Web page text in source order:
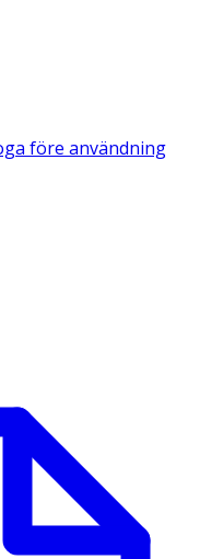
före användning